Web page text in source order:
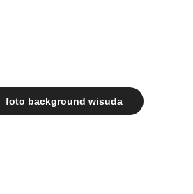
foto background wisuda